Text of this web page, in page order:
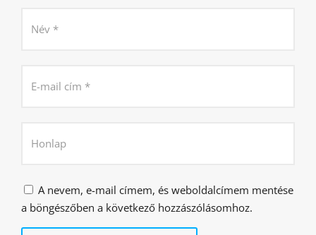
A nevem, e-mail címem, és weboldalcímem mentése
a böngészőben a következő hozzászólásomhoz.